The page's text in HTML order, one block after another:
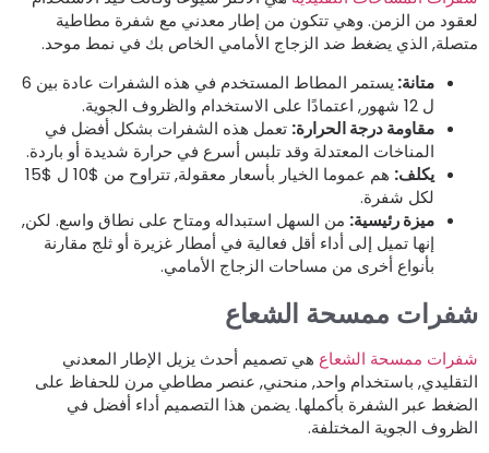
من الزمن. وهي تتكون من إطار معدني مع شفرة مطاطية
الذي يضغط ضد الزجاج الأمامي الخاص بك في نمط موحد.
متانة:
يستمر المطاط المستخدم في هذه الشفرات عادة بين 6
مقاومة درجة الحرارة:تعمل هذه الشفرات بشكل أفضل في
المناخات المعتدلة وقد تلبس أسرع في حرارة شديدة أو باردة.
يكلف:
هم عموما الخيار بأسعار معقولة, تتراوح من $10 ل $15
لكل شفرة.
ميزة رئيسية:من السهل استبداله ومتاح على نطاق واسع. لكن,
إنها تميل إلى أداء أقل فعالية في أمطار غزيرة أو ثلج مقارنة
بأنواع أخرى من مساحات الزجاج الأمامي.
ممسحة الشعاع
ممسحة الشعاعهي تصميم أحدث يزيل الإطار المعدني
باستخدام واحد, منحني, عنصر مطاطي مرن للحفاظ على
عبر الشفرة بأكملها. يضمن هذا التصميم أداء أفضل في
الجوية المختلفة.